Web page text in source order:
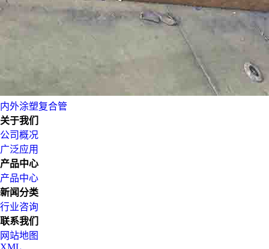
内外涂塑复合管
关于我们
公司概况
广泛应用
产品中心
产品中心
新闻分类
行业咨询
联系我们
网站地图
XML